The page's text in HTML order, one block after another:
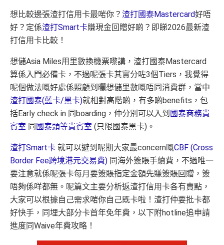
想比較邊張渣打信用卡最啱你？ 渣打國泰Mastercard好唔
好？定係渣打Smart卡賺現金回贈好啲？即睇2026最新渣
打信用卡比較！
想儲Asia Miles用里數換機票嚟講，渣打國泰Mastercard
算係入門必備卡，不過呢張卡其實分咗3個Tiers，我覺得
呢個做法嘅好處係照顧到曬想儲里數嘅唔同消費群，當中
渣打國泰(藍卡/黑卡)就相對高階啲，有多啲benefits，包
括Early check in 同boarding，仲分別可以入到 國泰商務貴
賓室 同 國泰頭等貴賓室 (只限國泰黑卡)。
渣打Smart卡 就可以避到呢期大家最concern嘅CBF (Cross
Border Fee跨境港元交易費) 同海外簽賬手續費，不過唯一
要注意就係呢張卡每月要簽賬指定金額先賺簽賬回贈，簽
唔夠係咩都無。呢篇文主要分析返渣打信用卡各有賣點，
大家可以根據自己需求啱你自己既卡啦！渣打仲要批卡都
好快手，同埋大部分卡首年免年費，以下附hotline追申請
進度同Waive年費攻略！